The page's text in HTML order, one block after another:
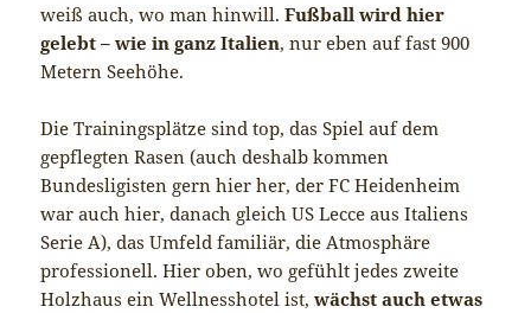
weiß auch, wo man hinwill.Fußball wird hier
gelebt – wie in ganz Italien, nur eben auf fast 900
Metern Seehöhe.
Die Trainingsplätze sind top, das Spiel auf dem
gepflegten Rasen (auch deshalb kommen
Bundesligisten gern hier her, der FC Heidenheim
war auch hier, danach gleich US Lecce aus Italiens
Serie A), das Umfeld familiär, die Atmosphäre
professionell. Hier oben, wo gefühlt jedes zweite
Holzhaus ein Wellnesshotel ist,wächst auch etwas